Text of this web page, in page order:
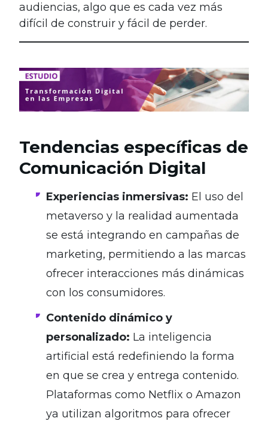
audiencias, algo que es cada vez más
difícil de construir y fácil de perder.
Tendencias específicas de
Comunicación Digital
Experiencias inmersivas: El uso del
metaverso y la realidad aumentada
se está integrando en campañas de
marketing, permitiendo a las marcas
ofrecer interacciones más dinámicas
con los consumidores.
Contenido dinámico y
personalizado: La inteligencia
artificial está redefiniendo la forma
en que se crea y entrega contenido.
Plataformas como Netflix o Amazon
ya utilizan algoritmos para ofrecer